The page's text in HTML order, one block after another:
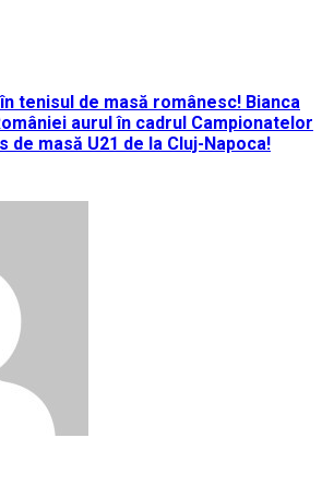
tenisul de masă românesc! Bianca
aurul în cadrul Campionatelor
de masă U21 de la Cluj-Napoca!